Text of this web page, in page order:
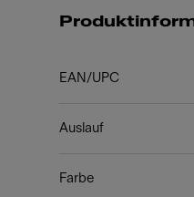
EAN/UPC
Auslauf
Farbe